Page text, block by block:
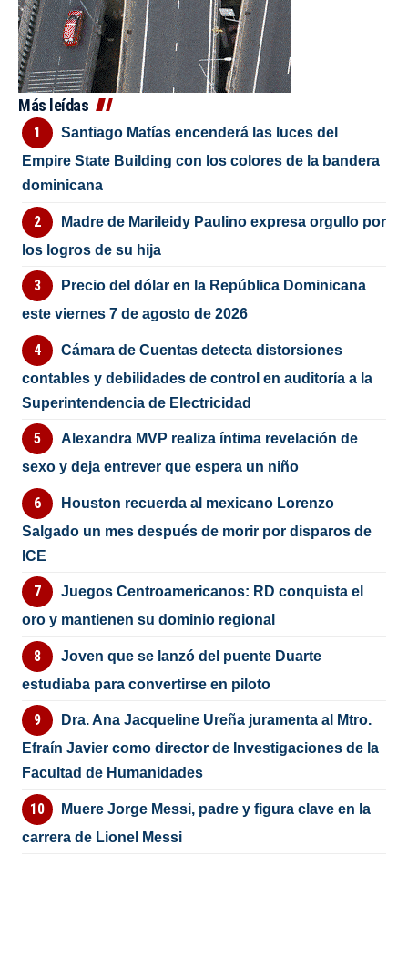
Más leídas
Santiago Matías encenderá las luces del
Empire State Building con los colores de la bandera
dominicana
Madre de Marileidy Paulino expresa orgullo por
los logros de su hija
Precio del dólar en la República Dominicana
este viernes 7 de agosto de 2026
Cámara de Cuentas detecta distorsiones
contables y debilidades de control en auditoría a la
Superintendencia de Electricidad
Alexandra MVP realiza íntima revelación de
sexo y deja entrever que espera un niño
Houston recuerda al mexicano Lorenzo
Salgado un mes después de morir por disparos de
ICE
Juegos Centroamericanos: RD conquista el
oro y mantienen su dominio regional
Joven que se lanzó del puente Duarte
estudiaba para convertirse en piloto
Dra. Ana Jacqueline Ureña juramenta al Mtro.
Efraín Javier como director de Investigaciones de la
Facultad de Humanidades
Muere Jorge Messi, padre y figura clave en la
carrera de Lionel Messi